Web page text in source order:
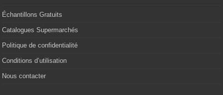
Échantillons Gratuits
Catalogues Supermarchés
Politique de confidentialité
Conditions d’utilisation
Nous contacter